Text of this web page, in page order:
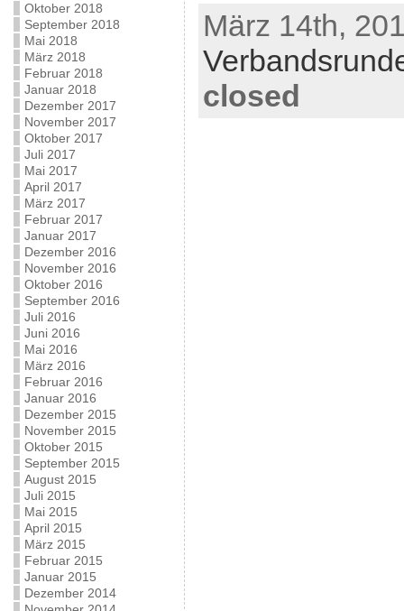
Oktober 2018
September 2018
Mai 2018
März 2018
Februar 2018
Januar 2018
Dezember 2017
November 2017
Oktober 2017
Juli 2017
Mai 2017
April 2017
März 2017
Februar 2017
Januar 2017
Dezember 2016
November 2016
Oktober 2016
September 2016
Juli 2016
Juni 2016
Mai 2016
März 2016
Februar 2016
Januar 2016
Dezember 2015
November 2015
Oktober 2015
September 2015
August 2015
Juli 2015
Mai 2015
April 2015
März 2015
Februar 2015
Januar 2015
Dezember 2014
März 14th,
closed